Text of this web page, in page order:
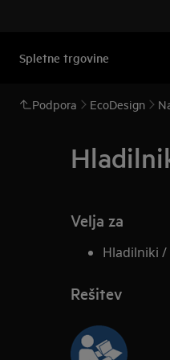
Spletne trgovine
Podpora EcoDesign
Velja za
Hladilniki
Rešitev